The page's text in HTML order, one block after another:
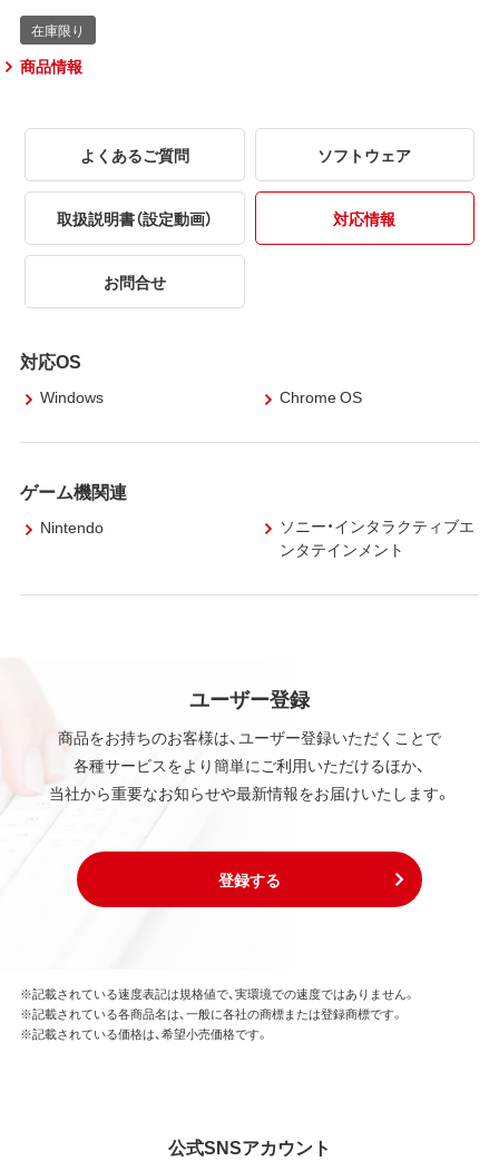
商品情報
よくあるご質問 ソフトウェア
取扱説明書（設定動画） 対応情報
お問合せ
対応OS
Windows Chrome OS
ゲーム機関連
Nintendo
ソニー・インタラクティブエ
ンタテインメント
ユーザー登録
商品をお持ちのお客様は、ユーザー登録いただくことで
各種サービスをより簡単にご利用いただけるほか、
当社から重要なお知らせや最新情報をお届けいたします。
登録する
※記載されている速度表記は規格値で、実環境での速度ではありません。
※記載されている各商品名は、一般に各社の商標または登録商標です。
※記載されている価格は、希望小売価格です。
公式SNSアカウント